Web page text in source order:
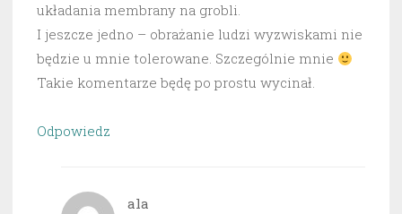
układania membrany na grobli.
I jeszcze jedno – obrażanie ludzi wyzwiskami nie
będzie u mnie tolerowane. Szczególnie mnie
Takie komentarze będę po prostu wycinał.
Odpowiedz
ala